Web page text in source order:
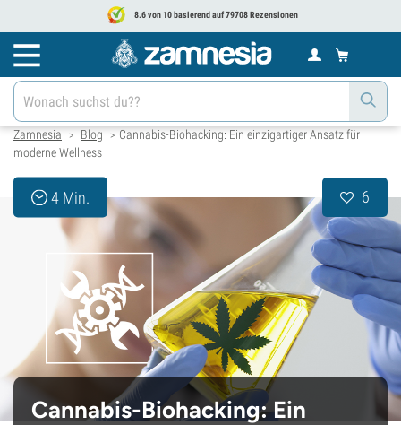
8.6 von 10 basierend auf 79708 Rezensionen
Zamnesia > Blog > Cannabis-Biohacking: Ein einzigartiger Ansatz für
moderne Wellness
4 Min. 6
Cannabis-Biohacking: Ein